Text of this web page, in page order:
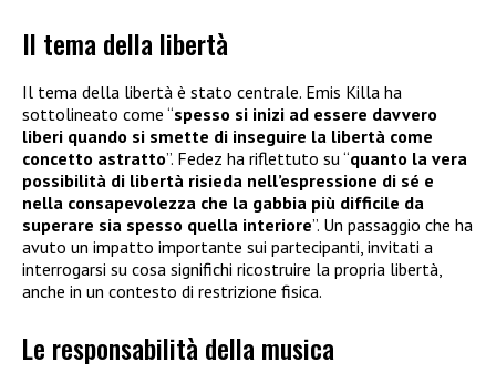
Il tema della libertà
Il tema della libertà è stato centrale. Emis Killa ha
sottolineato come “spesso si inizi ad essere davvero
liberi quando si smette di inseguire la libertà come
concetto astratto”. Fedez ha riflettuto su “quanto la vera
possibilità di libertà risieda nell’espressione di sé e
nella consapevolezza che la gabbia più difficile da
superare sia spesso quella interiore”. Un passaggio che ha
avuto un impatto importante sui partecipanti, invitati a
interrogarsi su cosa significhi ricostruire la propria libertà,
anche in un contesto di restrizione fisica.
Le responsabilità della musica